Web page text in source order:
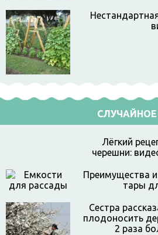
СЛУЧАЙНОЕ
Лёгкий
черешни:
Преимущества
тары
Сестра
плодоносить
2 раза